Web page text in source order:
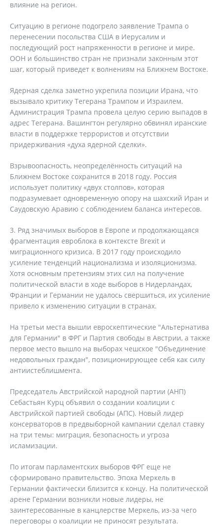
влияние на регион.
Ситуацию в регионе подогрело заявление Трампа о
перенесении посольства США в Иерусалим и
последующий рост напряженности в регионе и мире.
ООН и большинство стран не признали законным этот
шаг, который приведет к волнениям на Ближнем Востоке.
Ядерная сделка заметно укрепила позиции Ирана, что
вызывало критику Тегерана Трампом и Израилем.
Администрация Трампа провела целую серию выпадов в
адрес Тегерана. Вашингтон регулярно обвинял иранские
власти в поддержке террористов и отсутствии
придерживания «духа ядерной сделки».
Взрывоопасность, неопределённость ситуаций на
Ближнем Востоке сохранится в 2018 году. Россия
использует политику «двух столпов», которая
подразумевает одновременную опору на шахский Иран и
Саудовскую Аравию с соблюдением баланса интересов.
3. Ряд значимых выборов в Европе и продолжающаяся
фрагментация евроблока в контексте Brexit и
миграционного кризиса. В 2017 году происходило
усиление тенденций национализма и изоляционизма.
Хотя основным претензиям этих сил на получение
политической власти в ходе выборов в Нидерландах,
Франции и Германии не удалось свершиться, их усиление
привело к изменению ситуации в странах.
На третьи места вышли евроскептические "Альтернатива
для Германии" в ФРГ и Партия свободы в Австрии, а также
первое место вышло на выборах чешское "Объединение
недовольных граждан", позиционирующее себя как силу
антиистеблишмента.
Председатель Австрийской народной партии (АНП)
Себастьян Курц объявил о создании коалиции с
Австрийской партией свободы (АПС). Новый лидер
консерваторов в предвыборной кампании сделал ставку
на три темы: миграция, безопасность и угроза
исламизации.
По итогам парламентских выборов ФРГ еще не
сформировано правительство. Эпоха Меркель в
Германии фактически близится к концу. На политической
арене Германии возникли новые лидеры, не
заинтересованные в канцлерстве Меркель, из-за чего
переговоры о коалиции не приносят результата.